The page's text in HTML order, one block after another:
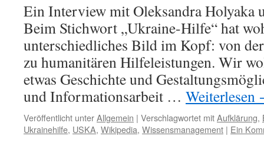
Ein Interview mit Oleksandra
Beim Stichwort „Ukraine-Hilfe“ hat
unterschiedliches Bild im Kopf: von
zu humanitären Hilfeleistungen. Wir
etwas Geschichte und
und Informationsarbeit … Weiterlesen
Veröffentlicht unterAllgemein | Verschlagwortet mitAufklärung,
Ukrainehilfe, USKA, Wikipedia, Wissensmanagement | Ein